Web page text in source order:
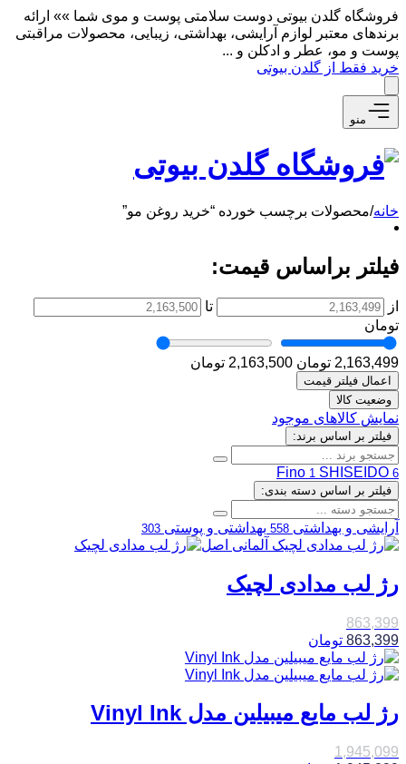
فروشگاه گلدن بیوتی دوست سلامتی پوست و موی شما »» ارائه
برندهای معتبر لوازم آرایشی، بهداشتی، زیبایی، محصولات مراقبتی
پوست و مو، عطر و ادکلن و ...
خرید فقط از گلدن بیوتی
منو
خانه/محصولات برچسب خورده “خرید روغن مو”
فیلتر براساس قیمت:
از
تا
تومان
2,163,499 تومان 2,163,500 تومان
اعمال فیلتر قیمت
وضعیت کالا
نمایش کالاهای موجود
فیلتر بر اساس برند:
Fino 1 SHISEIDO 6
فیلتر بر اساس دسته بندی:
آرایشی و بهداشتی 558 بهداشتی و پوستی 303
رژ لب مدادی لچیک
863,399
863,399 تومان
رژ لب مایع میبیلین مدل Vinyl Ink
1,945,099